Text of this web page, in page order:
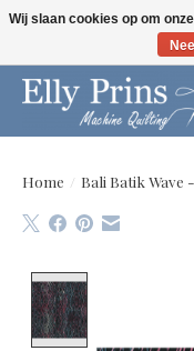
Let op: gewijzigde
Home / Bali Batik Wave
Wij slaan cookies op om
Nee